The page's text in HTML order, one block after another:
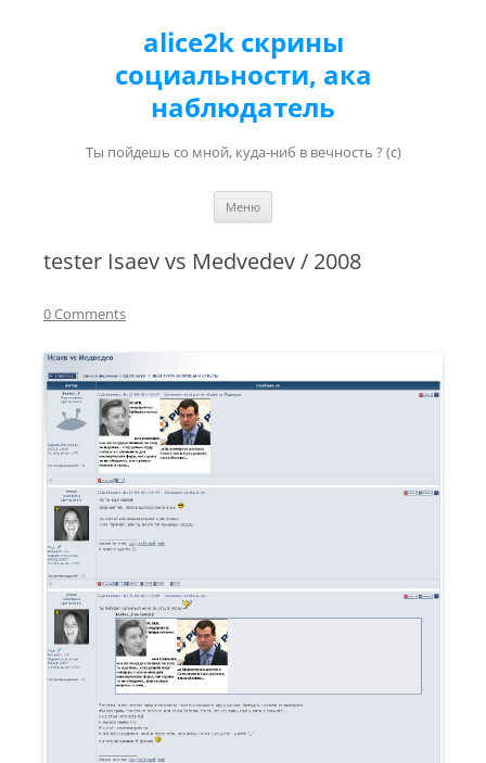
alice2k скрины
социальности, ака
наблюдатель
Ты пойдешь со мной, куда-ниб в вечность ? (с)
Меню
tester Isaev vs Medvedev / 2008
0 Comments